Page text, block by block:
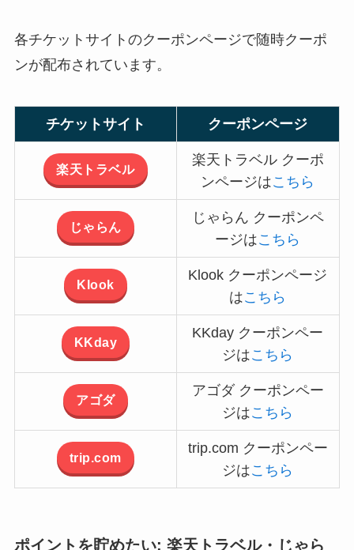
各チケットサイトのクーポンページで随時クーポ
ンが配布されています。
チケットサイト クーポンページ
楽天トラベル
楽天トラベル クーポ
ンページはこちら
じゃらん
じゃらん クーポンペ
ージはこちら
Klook
Klook クーポンページ
はこちら
KKday
KKday クーポンペー
ジはこちら
アゴダ
アゴダ クーポンペー
ジはこちら
trip.com
trip.com クーポンペー
ジはこちら
ポイントを貯めたい: 楽天トラベル・じゃら